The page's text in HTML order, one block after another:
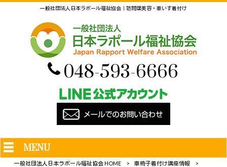
一般社団法人日本ラポール福祉協会｜訪問理美容・車いす着付け
048-593-6666
MENU
一般社団法人日本ラポール福祉協会 HOME > 車椅子着付け講座情報
>